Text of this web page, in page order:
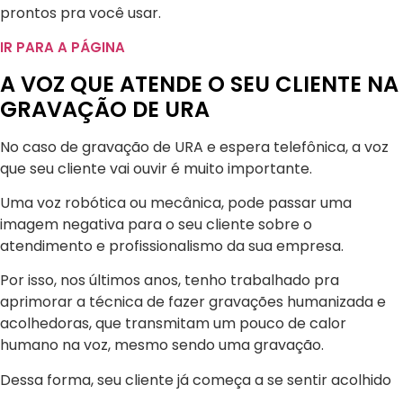
prontos pra você usar.
IR PARA A PÁGINA
A VOZ QUE ATENDE O SEU CLIENTE NA
GRAVAÇÃO DE URA
No caso de gravação de URA e espera telefônica, a voz
que seu cliente vai ouvir é muito importante.
Uma voz robótica ou mecânica, pode passar uma
imagem negativa para o seu cliente sobre o
atendimento e profissionalismo da sua empresa.
Por isso, nos últimos anos, tenho trabalhado pra
aprimorar a técnica de fazer gravações humanizada e
acolhedoras, que transmitam um pouco de calor
humano na voz, mesmo sendo uma gravação.
Dessa forma, seu cliente já começa a se sentir acolhido